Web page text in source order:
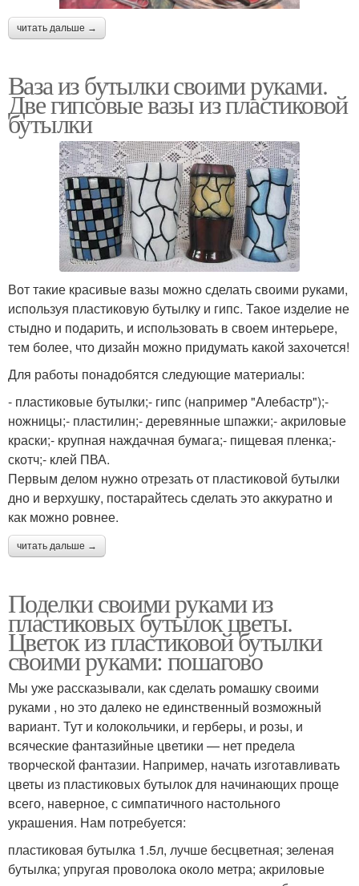
читать дальше →
Ваза из бутылки своими руками.
Две гипсовые вазы из пластиковой
бутылки
Вот такие красивые вазы можно сделать своими руками,
используя пластиковую бутылку и гипс. Такое изделие не
стыдно и подарить, и использовать в своем интерьере,
тем более, что дизайн можно придумать какой захочется!
Для работы понадобятся следующие материалы:
- пластиковые бутылки;- гипс (например "Алебастр");-
ножницы;- пластилин;- деревянные шпажки;- акриловые
краски;- крупная наждачная бумага;- пищевая пленка;-
скотч;- клей ПВА.
Первым делом нужно отрезать от пластиковой бутылки
дно и верхушку, постарайтесь сделать это аккуратно и
как можно ровнее.
читать дальше →
Поделки своими руками из
пластиковых бутылок цветы.
Цветок из пластиковой бутылки
своими руками: пошагово
Мы уже рассказывали, как сделать ромашку своими
руками , но это далеко не единственный возможный
вариант. Тут и колокольчики, и герберы, и розы, и
всяческие фантазийные цветики — нет предела
творческой фантазии. Например, начать изготавливать
цветы из пластиковых бутылок для начинающих проще
всего, наверное, с симпатичного настольного
украшения. Нам потребуется:
пластиковая бутылка 1.5л, лучше бесцветная; зеленая
бутылка; упругая проволока около метра; акриловые